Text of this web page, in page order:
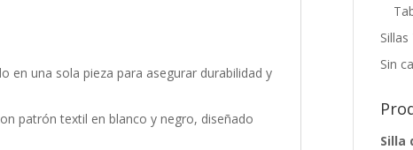
en una sola pieza para asegurar durabilidad y
patrón textil en blanco y negro, diseñado
Sin
Silla